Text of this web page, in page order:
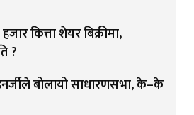
कित्ता शेयर बिक्रीमा,
?
बोलायो साधारणसभा, के–के